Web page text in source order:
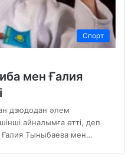
Спорт
мен Ғалия
дзюдодан әлем
айналымға өтті, деп
Ғалия Тыныбаева мен…